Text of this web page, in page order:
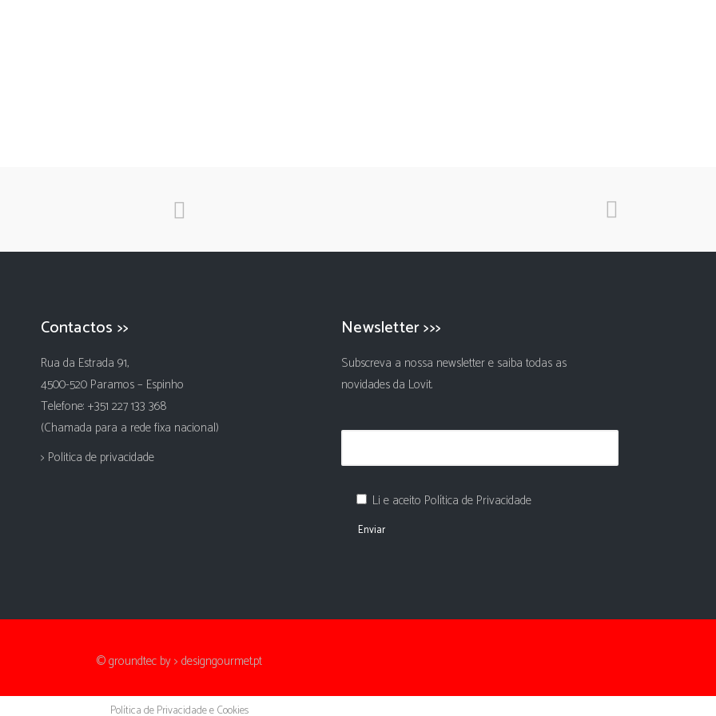
Contactos >>
Rua da Estrada 91,
4500-520 Paramos – Espinho
Telefone: +351 227 133 368
(Chamada para a rede fixa nacional)
> Politica de privacidade
Newsletter >>>
Subscreva a nossa newsletter e saiba todas as
novidades da Lovit.
Li e aceito Política de Privacidade
© groundtec by> designgourmet.pt
Política de Privacidade e Cookies